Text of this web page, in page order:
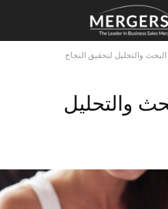
والتحليل لتحقيق النجاح
والتحليل